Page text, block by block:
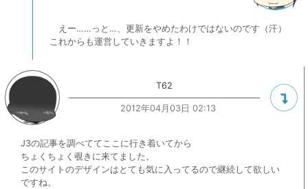
えー……っと…、更新をやめたわけではないのです（汗）
これからも運営していきますよ！！
T62
2012年04月03日 02:13
J3の記事を調べててここに行き着いてから
ちょくちょく覗きに来てました。
このサイトのデザインはとても気に入ってるので継続して欲しい
ですね。